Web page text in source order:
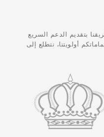
بتقديم الدعم السريع
أولويتنا، نتطلع إلى